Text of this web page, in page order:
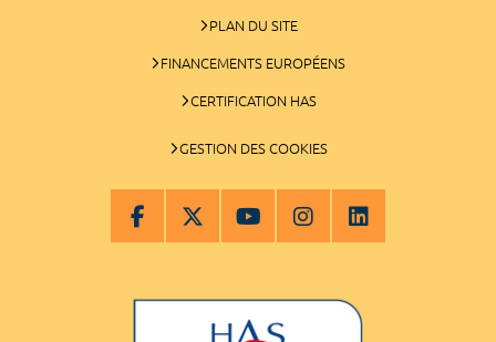
PLAN DU SITE
FINANCEMENTS EUROPÉENS
CERTIFICATION HAS
GESTION DES COOKIES